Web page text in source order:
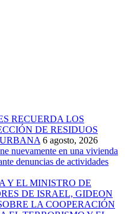
RECUERDA LOS
DE RESIDUOS
6 agosto, 2026
nuevamente en una vivienda
denuncias de actividades
Y EL MINISTRO DE
DE ISRAEL, GIDEON
LA COOPERACIÓN